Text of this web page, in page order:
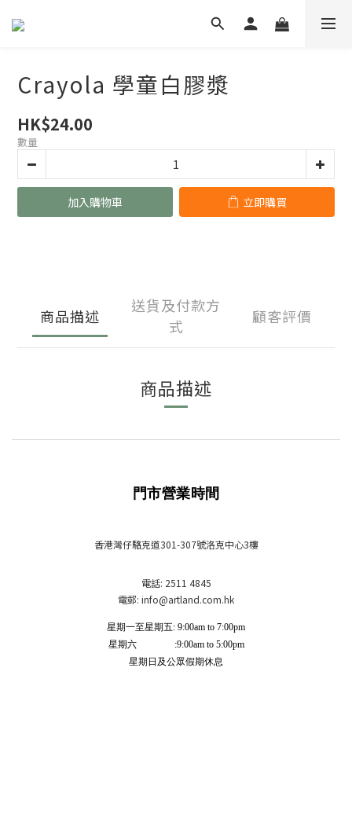
Crayola 學童白膠漿
HK$24.00
數量
加入購物車 立即購買
商品描述
送貨及付款方
式
顧客評價
商品描述
門市營業時間
香港灣仔駱克道301-307號洛克中心3樓
電話: 2511 4845
電郵: info@artland.com.hk
星期一至星期五: 9:00am to 7:00pm
星期六 :9:00am to 5:00pm
星期日及公眾假期休息